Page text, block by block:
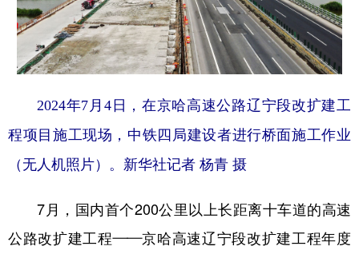
2024年7月4日，在京哈高速公路辽宁段改扩建工
程项目施工现场，中铁四局建设者进行桥面施工作业
（无人机照片）。新华社记者 杨青 摄
7月，国内首个200公里以上长距离十车道的高速
公路改扩建工程——京哈高速辽宁段改扩建工程年度